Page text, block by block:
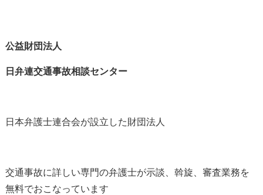
公益財団法人
日弁連交通事故相談センター
日本弁護士連合会が設立した財団法人
交通事故に詳しい専門の弁護士が示談、斡旋、審査業務を
無料でおこなっています